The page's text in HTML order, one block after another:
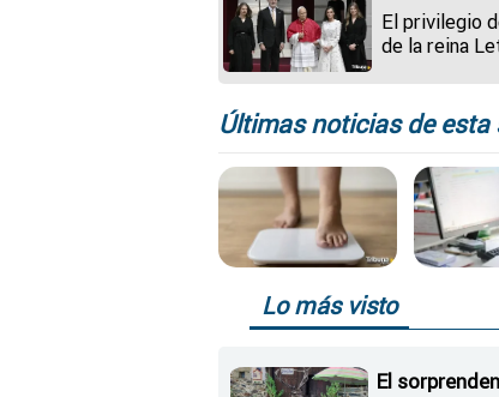
El privilegio
de la reina
Últimas noticias de esta
Lo más visto
El